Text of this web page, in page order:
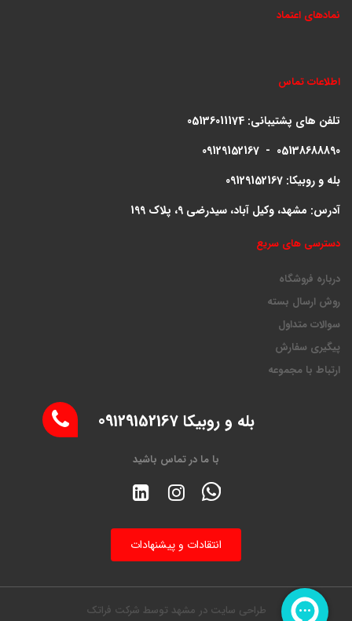
نمادهای اعتماد
اطلاعات تماس
تلفن های پشتیبانی: 05136011174
09129152167 - 05138688890
بله و روبیکا: 09129152167
آدرس: مشهد، وکیل آباد، سیدرضی 9، پلاک 199
دسترسی های سریع
درباره فروشگاه
روش ارسال بسته
سوالات متداول
پیگیری سفارش
ارتباط با مجموعه
بله و روبیکا 09129152167
با ما در تماس باشید
انتقادات و پیشنهادات
طراحی سایت در مشهد توسط شرکت فراتک